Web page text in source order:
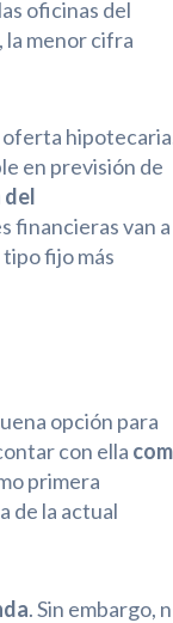
oficinas del
la menor cifra
oferta
en previsión de
del
financieras van a
fijo más
opción para
con ella
primera
de la actual
. Sin embargo,